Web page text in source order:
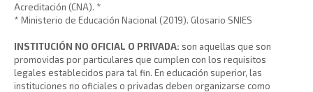
Acreditación (CNA). *
* Ministerio de Educación Nacional (2019). Glosario SNIES
INSTITUCIÓN NO OFICIAL O PRIVADA: son aquellas que son
promovidas por particulares que cumplen con los requisitos
legales establecidos para tal fin. En educación superior, las
instituciones no oficiales o privadas deben organizarse como